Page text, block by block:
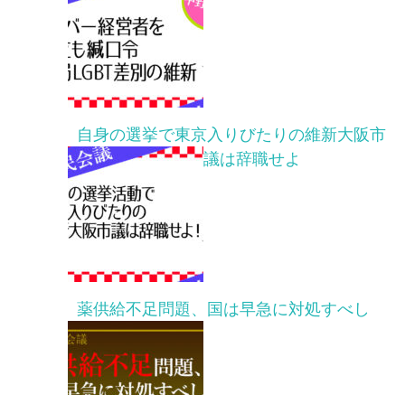
自身の選挙で東京入りびたりの維新大阪市
議は辞職せよ
薬供給不足問題、国は早急に対処すべし